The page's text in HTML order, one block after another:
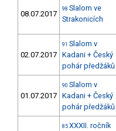
08.07.2017
98 Slalom ve
Strakonicích
02.07.2017
91 Slalom v
Kadani + Český
pohár předžáků
01.07.2017
90 Slalom v
Kadani + Český
pohár předžáků
85 XXXII. ročník